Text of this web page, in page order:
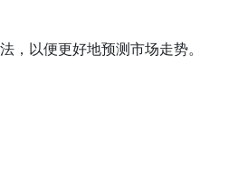
，以便更好地预测市场走势。